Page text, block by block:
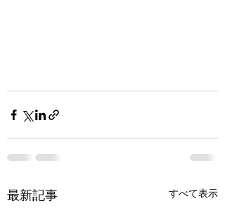
最新記事 すべて表示